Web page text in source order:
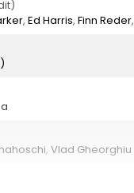
, Ed Harris, Finn Reder,
, Vlad Gheorghiu